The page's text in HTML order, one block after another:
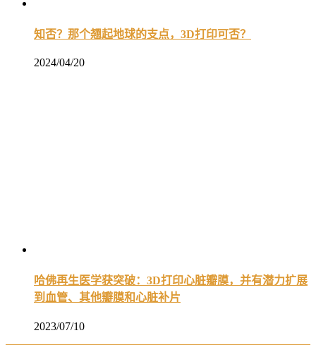
知否？那个翘起地球的支点，3D打印可否？
2024/04/20
哈佛再生医学获突破：3D打印心脏瓣膜，并有潜力扩展
到血管、其他瓣膜和心脏补片
2023/07/10